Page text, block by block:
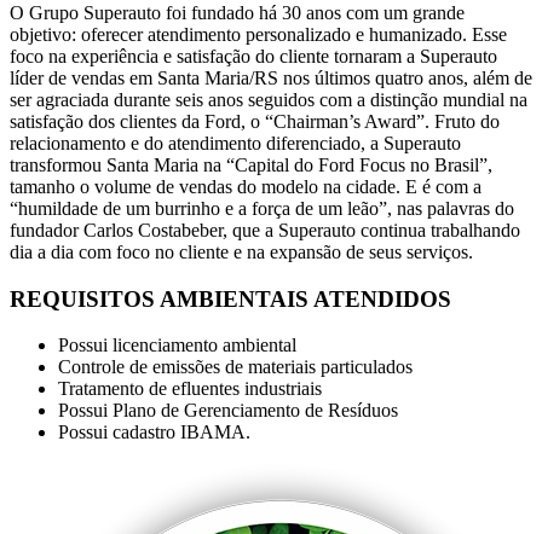
O Grupo Superauto foi fundado há 30 anos com um grande
objetivo: oferecer atendimento personalizado e humanizado. Esse
foco na experiência e satisfação do cliente tornaram a Superauto
líder de vendas em Santa Maria/RS nos últimos quatro anos, além de
ser agraciada durante seis anos seguidos com a distinção mundial na
satisfação dos clientes da Ford, o “Chairman’s Award”. Fruto do
relacionamento e do atendimento diferenciado, a Superauto
transformou Santa Maria na “Capital do Ford Focus no Brasil”,
tamanho o volume de vendas do modelo na cidade. E é com a
“humildade de um burrinho e a força de um leão”, nas palavras do
fundador Carlos Costabeber, que a Superauto continua trabalhando
dia a dia com foco no cliente e na expansão de seus serviços.
REQUISITOS AMBIENTAIS ATENDIDOS
Possui licenciamento ambiental
Controle de emissões de materiais particulados
Tratamento de efluentes industriais
Possui Plano de Gerenciamento de Resíduos
Possui cadastro IBAMA.